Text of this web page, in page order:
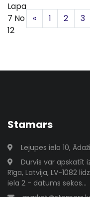
Lapa
7 No
12
«Iepriekšējā
1 2 3
Stamars
Lejupes iela 10,
Durvis var apskatīt
Rīga, Latvija, LV-1082
iela 2 - datums sekos...